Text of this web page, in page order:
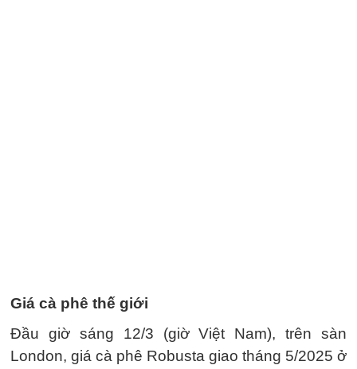
Giá cà phê thế giới
Đầu giờ sáng 12/3 (giờ Việt Nam), trên sàn
London, giá cà phê Robusta giao tháng 5/2025 ở